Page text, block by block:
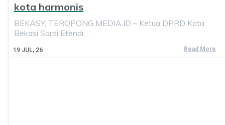
kota harmonis
19 JUL, 26
BEKASY, TEROPONG MEDIA.ID – Ketua DPRD Kota
Bekasi Sardi Efendi…
Read More